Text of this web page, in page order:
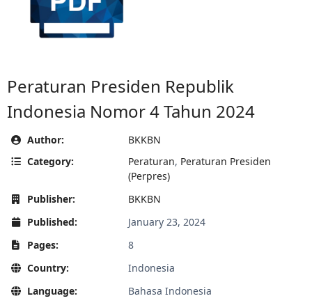
Peraturan Presiden Republik
Indonesia Nomor 4 Tahun 2024
Author:
BKKBN
Category:
Peraturan, Peraturan Presiden
(Perpres)
Publisher:
BKKBN
Published:
January 23, 2024
Pages:
8
Country:
Indonesia
Language:
Bahasa Indonesia